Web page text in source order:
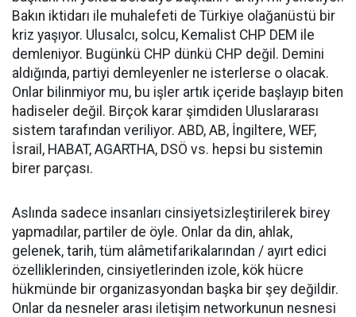
Bakın iktidarı ile muhalefeti de Türkiye olağanüstü bir
kriz yaşıyor. Ulusalcı, solcu, Kemalist CHP DEM ile
demleniyor. Bugünkü CHP dünkü CHP değil. Demini
aldığında, partiyi demleyenler ne isterlerse o olacak.
Onlar bilinmiyor mu, bu işler artık içeride başlayıp biten
hadiseler değil. Birçok karar şimdiden Uluslararası
sistem tarafından veriliyor. ABD, AB, İngiltere, WEF,
İsrail, HABAT, AGARTHA, DSÖ vs. hepsi bu sistemin
birer parçası.
Aslında sadece insanları cinsiyetsizleştirilerek birey
yapmadılar, partiler de öyle. Onlar da din, ahlak,
gelenek, tarih, tüm alâmetifarikalarından / ayırt edici
özelliklerinden, cinsiyetlerinden izole, kök hücre
hükmünde bir organizasyondan başka bir şey değildir.
Onlar da nesneler arası iletişim networkunun nesnesi